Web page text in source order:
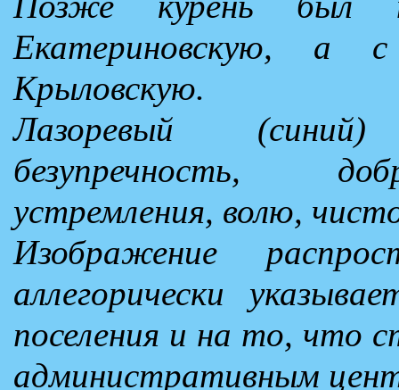
Екатериновскую, а
Крыловскую.
Лазоревый
безупречность,
устремления, волю,
Изображение
аллегорически
поселения и на то, что
административным